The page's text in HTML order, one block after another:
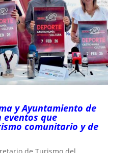
y Ayuntamiento de
eventos que
comunitario y de